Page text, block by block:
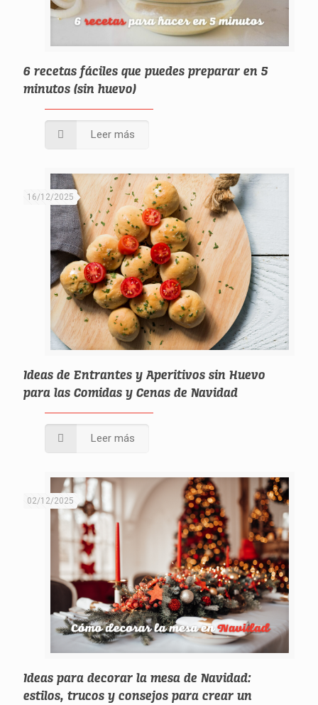
6 recetas fáciles que puedes preparar en 5
minutos (sin huevo)
Leer más
16/12/2025
Ideas de Entrantes y Aperitivos sin Huevo
para las Comidas y Cenas de Navidad
Leer más
02/12/2025
Ideas para decorar la mesa de Navidad:
estilos, trucos y consejos para crear un